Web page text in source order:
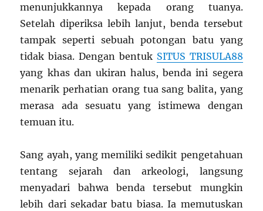
menunjukkannya kepada orang tuanya.
Setelah diperiksa lebih lanjut, benda tersebut
tampak seperti sebuah potongan batu yang
tidak biasa. Dengan bentuk SITUS TRISULA88
yang khas dan ukiran halus, benda ini segera
menarik perhatian orang tua sang balita, yang
merasa ada sesuatu yang istimewa dengan
temuan itu.
Sang ayah, yang memiliki sedikit pengetahuan
tentang sejarah dan arkeologi, langsung
menyadari bahwa benda tersebut mungkin
lebih dari sekadar batu biasa. Ia memutuskan